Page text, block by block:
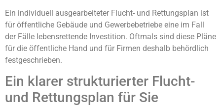
Ein individuell ausgearbeiteter Flucht- und Rettungsplan ist
für öffentliche Gebäude und Gewerbebetriebe eine im Fall
der Fälle lebensrettende Investition. Oftmals sind diese Pläne
für die öffentliche Hand und für Firmen deshalb behördlich
festgeschrieben.
Ein klarer strukturierter Flucht-
und Rettungsplan für Sie